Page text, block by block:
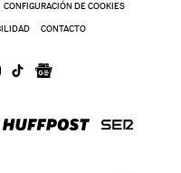
CONFIGURACIÓN DE COOKIES
CONTACTO